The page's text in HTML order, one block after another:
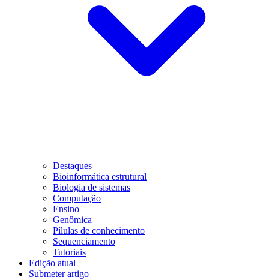
Destaques
Bioinformática estrutural
Biologia de sistemas
Computação
Ensino
Genômica
Pílulas de conhecimento
Sequenciamento
Tutoriais
Edição atual
Submeter artigo